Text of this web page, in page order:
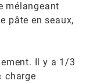
mélangeant
pâte en seaux,
Il y a 1/3
charge